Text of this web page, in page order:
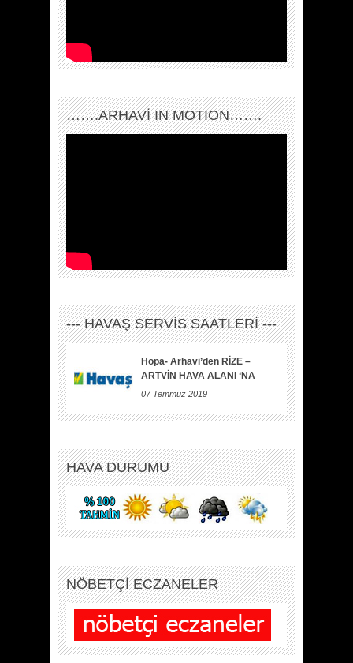
…….ARHAVI IN MOTION…….
--- HAVAŞ SERVİS SAATLERİ ---
Hopa- Arhavi’den RİZE –
ARTVİN HAVA ALANI ‘NA
07 Temmuz 2019
HAVA DURUMU
NÖBETÇİ ECZANELER